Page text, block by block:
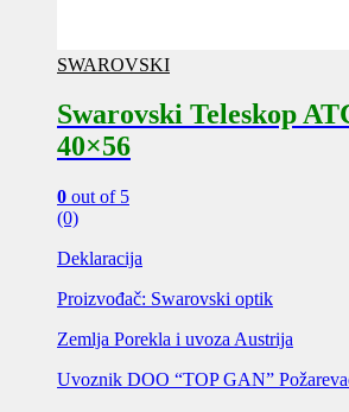
SWAROVSKI
Swarovski Teleskop
40×56
0 out of 5
(0)
Deklaracija
Proizvođač: Swarovski optik
Zemlja Porekla i uvoza Austrija
Uvoznik DOO “TOP GAN”